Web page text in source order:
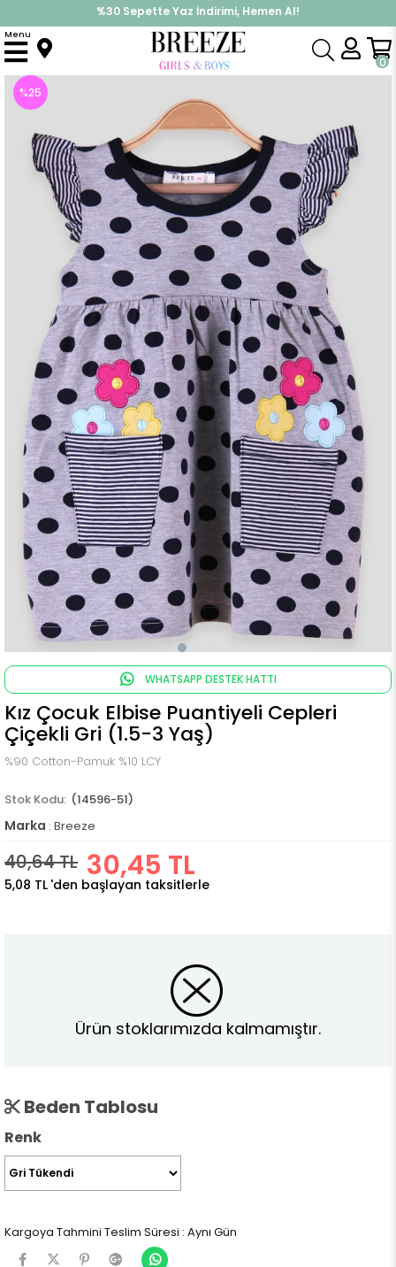
%30 Sepette Yaz İndirimi, Hemen Al!
İndirimlere ek %10 İndirimi Kap, Hemen Üye Ol!
0
Menu
Anasayfa Elbise Modelleri Yazlık Elbise Kız Çocuk Elbise Puantiyeli Cepleri Çiçekli Gri (1.5-3 Yaş)
%25
WHATSAPP DESTEK HATTI
Kız Çocuk Elbise Puantiyeli Cepleri
Çiçekli Gri (1.5-3 Yaş)
%90 Cotton-Pamuk %10 LCY
(14596-51)
Marka : Breeze
40,64 TL 30,45 TL
5,08 TL 'den başlayan taksitlerle
Ürün stoklarımızda kalmamıştır.
Beden Tablosu
Renk
Kargoya Tahmini Teslim Süresi : Aynı Gün